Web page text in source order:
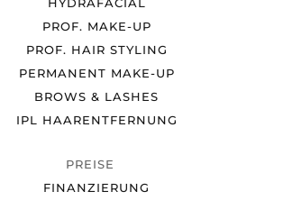
PROF. MAKE-UP
PROF. HAIR STYLING
PERMANENT MAKE-UP
BROWS & LASHES
IPL HAARENTFERNUNG
PREISE
FINANZIERUNG